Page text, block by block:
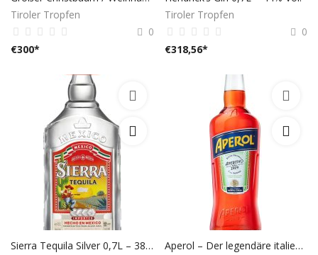
Tiroler Tropfen
0
€300*
Tiroler Tropfen
0
€318,56*
Sierra Tequila Silver 0,7L – 38% Vol.
Aperol – Der legendäre italienische Aperitif (1,0L, 11% Vol.)